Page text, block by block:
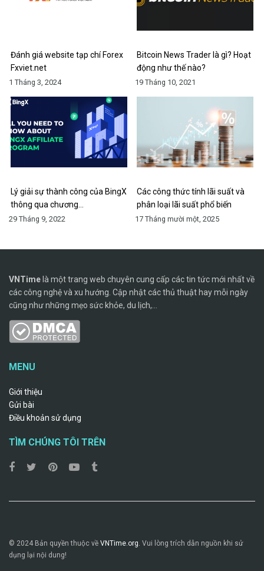
Đánh giá website tạp chí Forex
Fxviet.net
1 Tháng 3, 2024
Bitcoin News Trader là gì? Hoạt
động như thế nào?
19 Tháng 10, 2021
Lý giải sự thành công của BingX
thông qua chương…
29 Tháng 9, 2022
Các công thức tính lãi suất và
phân loại lãi suất phổ biến
17 Tháng mười một, 2025
VNTime là một trang web chuyên cung cấp các tin tức mới nhất về
các công nghệ và xu hướng. Cập nhật các thủ thuật hay mỗi ngày
cũng như những mẹo sức khỏe, du lịch,...
MENU
Giới thiệu
Gửi bài
Điều khoản sử dụng
TÌM CHÚNG TÔI TRÊN
© 2024 Bản quyền thuộc về VNTime.org. Vui lòng trích dẫn nguồn khi sử
dụng lại nội dung!